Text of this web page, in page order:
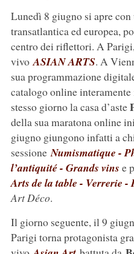
Lunedì 8 giugno si apre con
transatlantica ed europea,
centro dei riflettori. A Parigi,
vivo ASIAN ARTS. A
sua programmazione
catalogo online
stesso giorno la casa d’aste
della sua maratona online
giugno giungono infatti a
sessione Numismatique -
l’antiquité - Grands vins e
Arts de la table - Verrerie -
Art Déco.
Il giorno seguente, il 9
Parigi torna protagonista